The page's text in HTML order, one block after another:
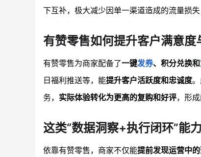
下互补，极大减少因单一渠道造成的流量损
有赞零售如何提升客户满意度
有赞零售为商家配备了一键发券、积分兑换和
日福利推送等，能提升客户活跃度和忠诚度
务， 实际体验转化为更高的复购和好评，形
这类“数据洞察+执行闭环”能
依靠有赞零售，商家不仅能提前发现运营中